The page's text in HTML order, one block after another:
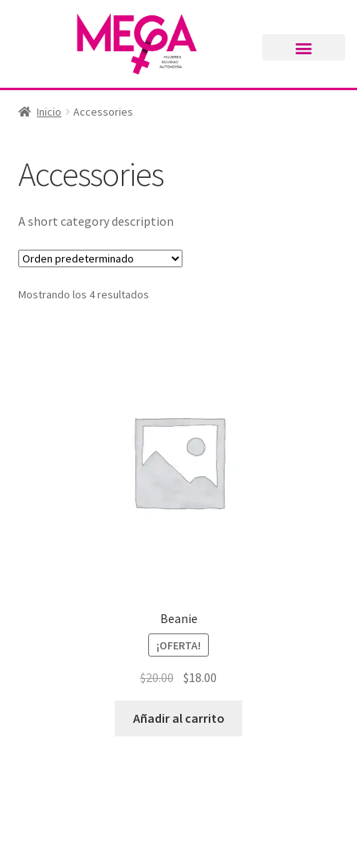
Inicio Accessories
Accessories
A short category description
Mostrando los 4 resultados
Beanie
¡OFERTA!
$20.00 $18.00
Añadir al carrito